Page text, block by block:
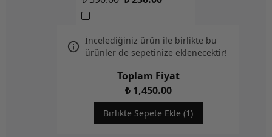
İncelediğiniz ürün ile birlikte bu
ürünler de sepetinize eklenecektir!
Toplam Fiyat
₺ 1,450.00
Birlikte Sepete Ekle (1)